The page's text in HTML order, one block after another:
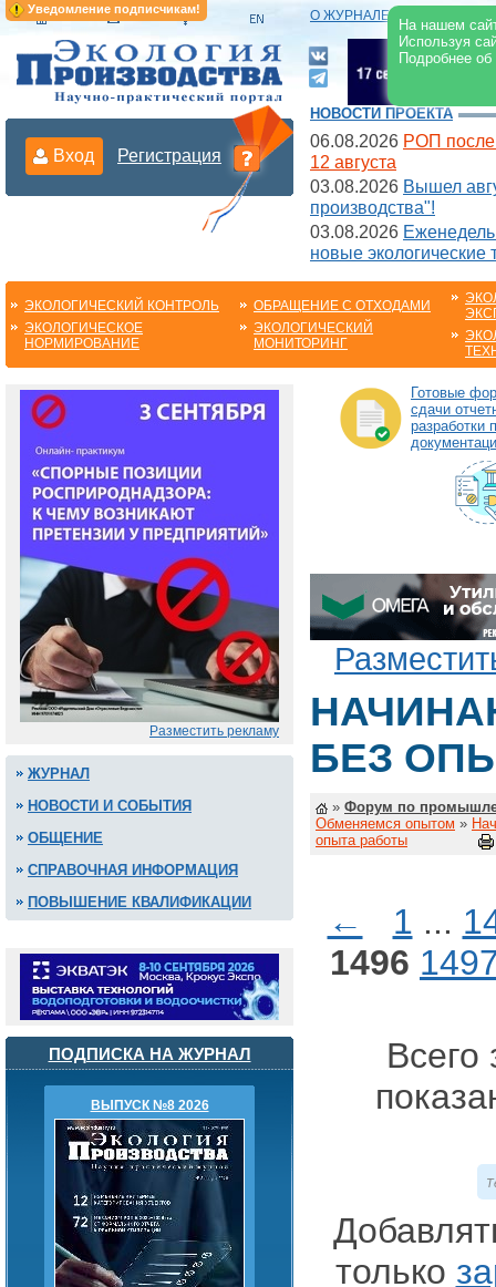
Уведомление подписчикам!
На нашем
Используя
Подробнее
О ЖУРНАЛЕ |
Вход Регистрация
НОВОСТИ ПРОЕКТА
06.08.2026 РОП после
12 августа
03.08.2026 Вышел
производства"!
03.08.2026
новые экологические
ЭКОЛОГИЧЕСКИЙ КОНТРОЛЬ
ЭКОЛОГИЧЕСКОЕ
НОРМИРОВАНИЕ
ОБРАЩЕНИЕ С ОТХОДАМИ
ЭКОЛОГИЧЕСКИЙ
МОНИТОРИНГ
Разместить рекламу
ЖУРНАЛ
НОВОСТИ И СОБЫТИЯ
ОБЩЕНИЕ
СПРАВОЧНАЯ ИНФОРМАЦИЯ
ПОВЫШЕНИЕ КВАЛИФИКАЦИИ
ПОДПИСКА НА ЖУРНАЛ
ВЫПУСК №8 2026
Готовые
сдачи
разработки
БЕЗ
» Форум по
Обменяемся опытом »
опыта работы
← 1 ...
1496
Всего
только